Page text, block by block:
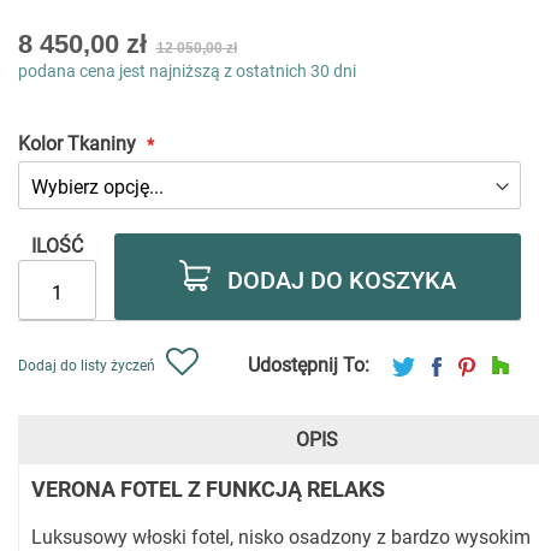
As
low
8 450,00 zł 12 050,00 zł
podana cena jest najniższą z ostatnich 30 dni
Kolor Tkaniny
ILOŚĆ
DODAJ DO KOSZYKA
Dodaj do listy życzeń Udostępnij To:
OPIS
VERONA FOTEL Z FUNKCJĄ RELAKS
Luksusowy włoski fotel, nisko osadzony z bardzo wysokim